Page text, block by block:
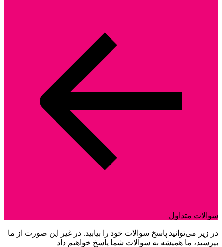
سوالات متداول
در زیر می‌توانید پاسخ سوالات خود را بیابید. در غیر این صورت از ما
بپرسید، ما همیشه به سوالات شما پاسخ خواهیم داد.